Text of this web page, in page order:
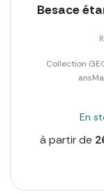
Besace
Collection
En
à partir de